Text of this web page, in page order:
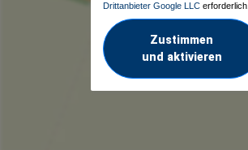
Drittanbieter Google LLC erforderlich.
Zustimmen
und aktivieren